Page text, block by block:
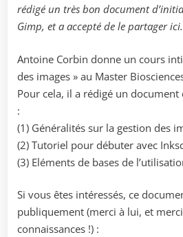
rédigé un très bon document
Gimp, et a accepté de le partager ici.
Antoine Corbin donne un cours
des images » au Master
Pour cela, il a rédigé un
:
(1) Généralités sur la gestion des
(2) Tutoriel pour débuter avec
(3) Eléments de bases de
Si vous êtes intéressés, ce
publiquement (merci à lui, et
connaissances !) :